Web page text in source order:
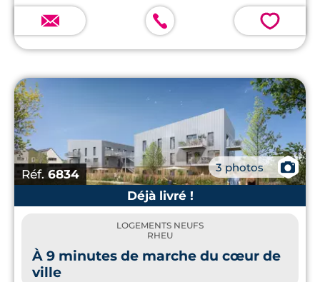
💗
Réf. 6834 3 photos
📷
Déjà livré !
LOGEMENTS NEUFS
RHEU
À 9 minutes de marche du cœur de
ville